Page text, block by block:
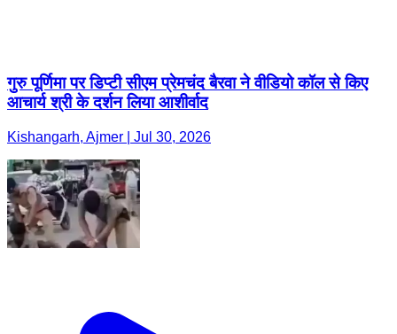
गुरु पूर्णिमा पर डिप्टी सीएम प्रेमचंद बैरवा ने वीडियो कॉल से किए
आचार्य श्री के दर्शन लिया आशीर्वाद
Kishangarh, Ajmer | Jul 30, 2026